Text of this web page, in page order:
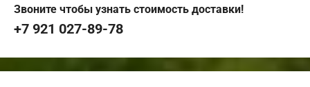
Звоните чтобы узнать стоимость доставки!
+7 921 027-89-78